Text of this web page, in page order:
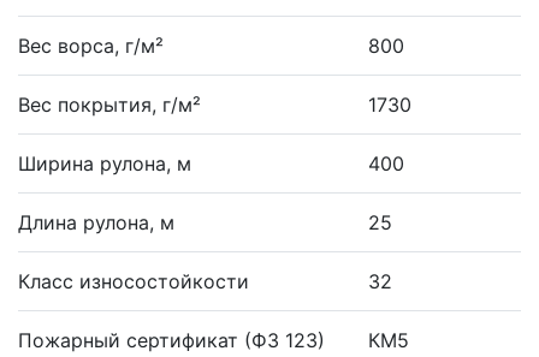
Вес ворса, г/м² 800
Вес покрытия, г/м² 1730
Ширина рулона, м 400
Длина рулона, м 25
Класс износостойкости 32
Пожарный сертификат (ФЗ 123) КМ5